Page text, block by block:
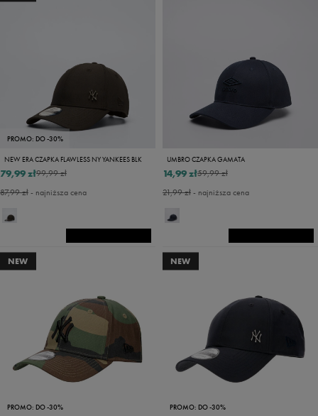
PROMO: DO -30%
NEW ERA CZAPKA FLAWLESS NY YANKEES BLK
99,99 zł
79,99 zł
87,99 zł- najniższa cena
UMBRO CZAPKA GAMATA
59,99 zł
14,99 zł
21,99 zł- najniższa cena
NEW
PROMO: DO -30%
NEW
PROMO: DO -30%